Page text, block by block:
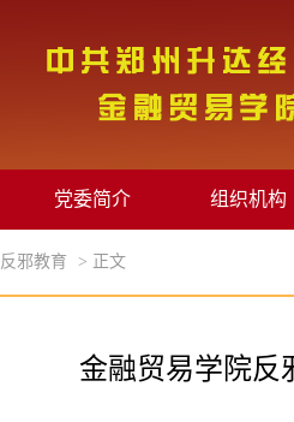
党委简介 组织机构
反邪教育 > 正文
金融贸易学院反